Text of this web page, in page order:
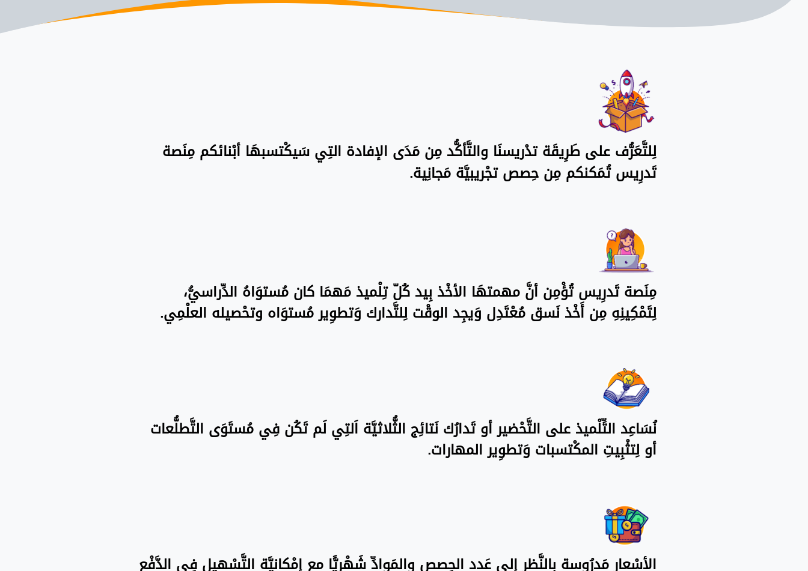
لِلتَّعَرُّف على طَرِيقَة تدْريسنَا والتَّأكُّد مِن مَدَى الإفادة التِي سَيكْتسبهَا أبْنائكم مِنَصة
تَدرِيس تُمَكنكم مِن حِصص تجْريبيَّة مَجانِية.
مِنَصة تَدرِيس تُؤْمِن أنَّ مهمتهَا الأخْذ بِيد كُلّ تِلْميذ مَهمَا كان مُستوَاهُ الدِّراسيُّ،
لِتَمْكِينِهِ مِن أَخْذ نَسق مُعْتَدِل وَيجِد الوقْت لِلتَّدارك وَتطوِير مُستوَاه وتحْصيله العلْمِي.
نُسَاعِد التِّلْميذ على التَّحْضير أو تَدارُك نَتائِج الثُّلاثيَّة اَلتِي لَم تَكُن فِي مُستَوَى التَّطلُّعات
أو لِتثْبِيتِ المكْتسبات وَتطوِير المهارات.
الأسْعار مَدرُوسة بِالنَّظر إِلى عَدد الحِصص والمَوادِّ شَهْريًّا مع إِمْكانيَّة التَّسْهيل فِي الدَّفْع